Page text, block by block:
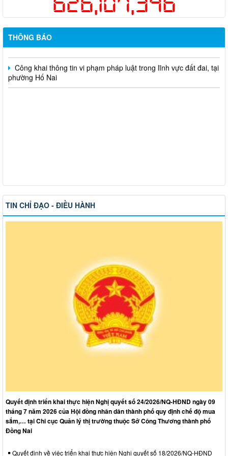
THÔNG BÁO
một lần cho người dân trên địa bàn thành phố Đồng Nai
Hỗ trợ đăng tải thông tin hợp nhất, thay đổi địa chỉ trụ sở làm
việc
phường Hố Nai
TIN CHỈ ĐẠO - ĐIỀU HÀNH
Quyết định triển khai thực hiện Nghị quyết số 24/2026/NQ-HĐND ngày 09
tháng 7 năm 2026 của Hội đồng nhân dân thành phố quy định chế độ mua
sắm,… tại Chi cục Quản lý thị trường thuộc Sở Công Thương thành phố
Đồng Nai
Quyết định về việc triển khai thực hiện Nghị quyết số 18/2026/NQ-HĐND